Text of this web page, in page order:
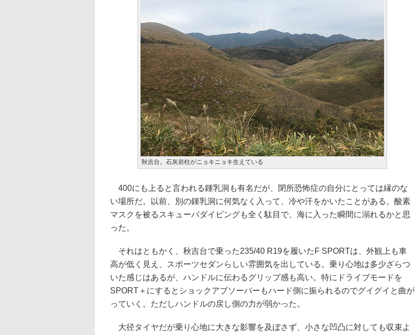
秋吉台。石灰岩柱がニョキニョキ生えている
400にも上ると言われる鍾乳洞も有名だが、閉所恐怖症の自分にとっては縁のな
い場所だ。以前、別の鍾乳洞に何気なく入って、冷や汗をかいたことがある。酸素
マスクを被るスキューバダイビングも全く駄目で、海に入った瞬間に溺れるかと思
った。
それはともかく、秋吉台で乗った235/40 R19を履いたF SPORTは、外観上も車
高が低く見え、スポーツセダンらしい雰囲気を出している。乗り心地は多少ざらつ
いた感じはあるが、ハンドルに伝わるグリップ感も高い。特にドライブモードを
SPORT＋にするとショックアブソーバーもハード側に振られるのでグイグイと曲が
っていく。ただしハンドルの戻し側の力が弱かった。
大径タイヤだが乗り心地に大きな影響を及ぼさず、小さな凹凸に対しても収束よ